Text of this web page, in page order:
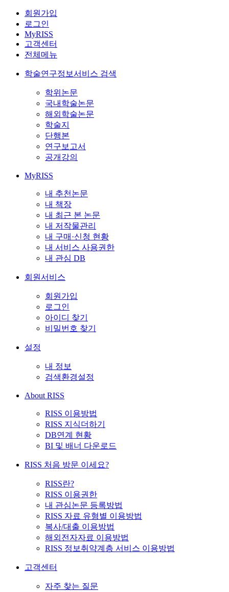
회원가입
로그인
MyRISS
고객센터
전체메뉴
학술연구정보서비스 검색
학위논문
국내학술논문
해외학술논문
학술지
단행본
연구보고서
공개강의
MyRISS
내 추천논문
내 책장
내 최근 본 논문
내 저작물관리
내 구매·신청 현황
내 서비스 사용권한
내 관심 DB
회원서비스
회원가입
로그인
아이디 찾기
비밀번호 찾기
설정
내 정보
검색환경설정
About RISS
RISS 이용방법
RISS 지식더하기
DB연계 현황
BI 및 배너 다운로드
RISS 처음 방문 이세요?
RISS란?
RISS 이용권한
내 관심논문 등록방법
RISS 자료 유형별 이용방법
복사/대출 이용방법
해외전자자료 이용방법
RISS 정보취약계층 서비스 이용방법
고객센터
자주 찾는 질문